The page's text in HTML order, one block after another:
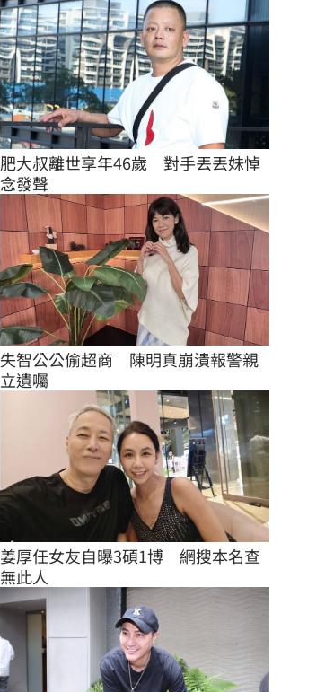
肥大叔離世享年46歲　對手丟丟妹悼
念發聲
失智公公偷超商　陳明真崩潰報警親
立遺囑
姜厚任女友自曝3碩1博　網搜本名查
無此人